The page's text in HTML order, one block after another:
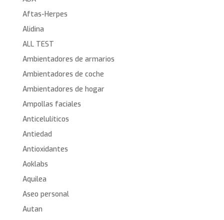
Aftas-Herpes
Alidina
ALL TEST
Ambientadores de armarios
Ambientadores de coche
Ambientadores de hogar
Ampollas faciales
Anticelulíticos
Antiedad
Antioxidantes
Aoklabs
Aquilea
Aseo personal
Autan